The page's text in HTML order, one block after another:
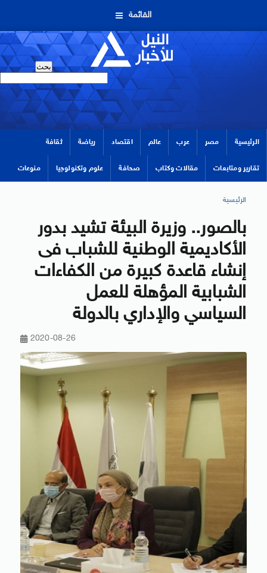
القائمة
الرئيسية مصر عرب عالم اقتصاد رياضة ثقافة
تقارير ومتابعات مقالات وكتاب صحافة علوم وتكنولوجيا منوعات
الرئيسية
بالصور.. وزيرة البيئة تشيد بدور
الأكاديمية الوطنية للشباب فى
إنشاء قاعدة كبيرة من الكفاءات
الشبابية المؤهلة للعمل
السياسي والإداري بالدولة
2020-08-26